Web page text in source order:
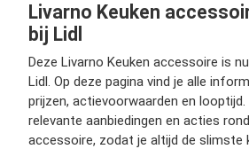
Livarno Keuken
bij Lidl
Deze Livarno Keuken accessoire is
Lidl. Op deze pagina vind je alle
prijzen, actievoorwaarden en looptijd.
relevante aanbiedingen en acties
accessoire, zodat je altijd de slimste